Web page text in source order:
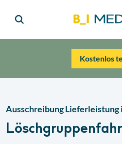
Kostenlos
Ausschreibung Lieferleistung